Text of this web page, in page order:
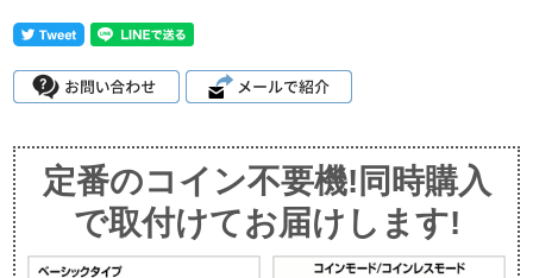
定番のコイン不要機!同時購入
で取付けてお届けします!